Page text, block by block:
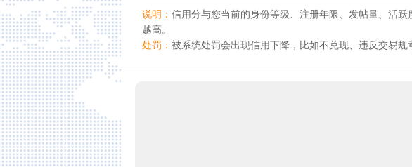
说明： 信用分与您当前的身份等级、注册年限、发帖量、活
越高。
处罚： 被系统处罚会出现信用下降，比如不兑现、违反交易规